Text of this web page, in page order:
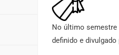
No último semestre
definido e divulgado